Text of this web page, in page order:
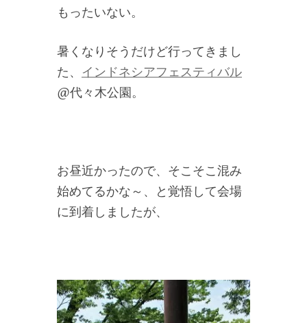
もったいない。
暑くなりそうだけど行ってきまし
た、 インドネシアフェスティバル
@代々木公園。
お昼近かったので、そこそこ混み
始めてるかな～、と覚悟して会場
に到着しましたが、